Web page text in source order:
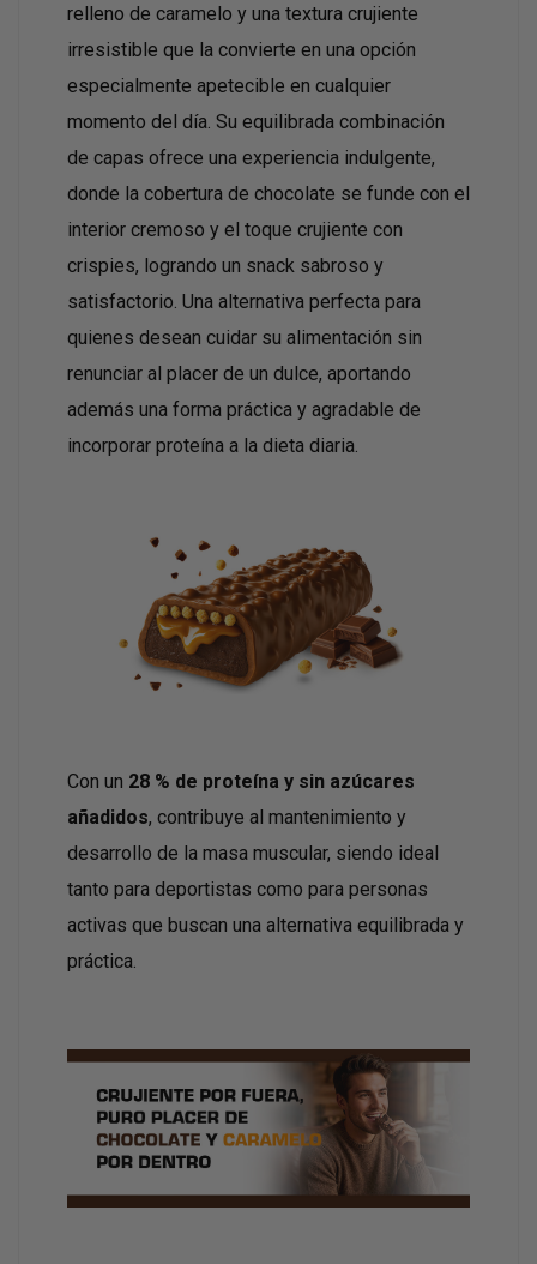
relleno de caramelo y una textura crujiente
irresistible que la convierte en una opción
especialmente apetecible en cualquier
momento del día. Su equilibrada combinación
de capas ofrece una experiencia indulgente,
donde la cobertura de chocolate se funde con el
interior cremoso y el toque crujiente con
crispies, logrando un snack sabroso y
satisfactorio. Una alternativa perfecta para
quienes desean cuidar su alimentación sin
renunciar al placer de un dulce, aportando
además una forma práctica y agradable de
incorporar proteína a la dieta diaria.
Con un 28 % de proteína y sin azúcares
añadidos, contribuye al mantenimiento y
desarrollo de la masa muscular, siendo ideal
tanto para deportistas como para personas
activas que buscan una alternativa equilibrada y
práctica.